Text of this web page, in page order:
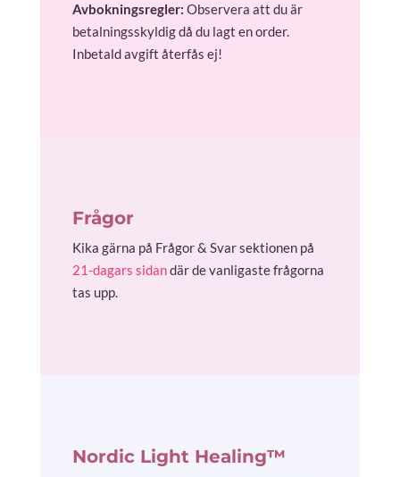
Avbokningsregler: Observera att du är
betalningsskyldig då du lagt en order.
Inbetald avgift återfås ej!
Frågor
Kika gärna på Frågor & Svar sektionen på
21-dagars sidandär de vanligaste frågorna
tas upp.
Nordic Light Healing™